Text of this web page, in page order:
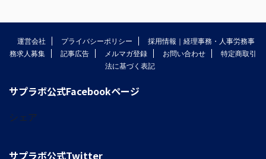
運営会社 プライバシーポリシー
採用情報｜経理事務・人事労務事
務求人募集
記事広告 メルマガ登録 お問い合わせ
特定商取引
法に基づく表記
サプラボ公式Facebookページ
シェア
サプラボ公式Twitter